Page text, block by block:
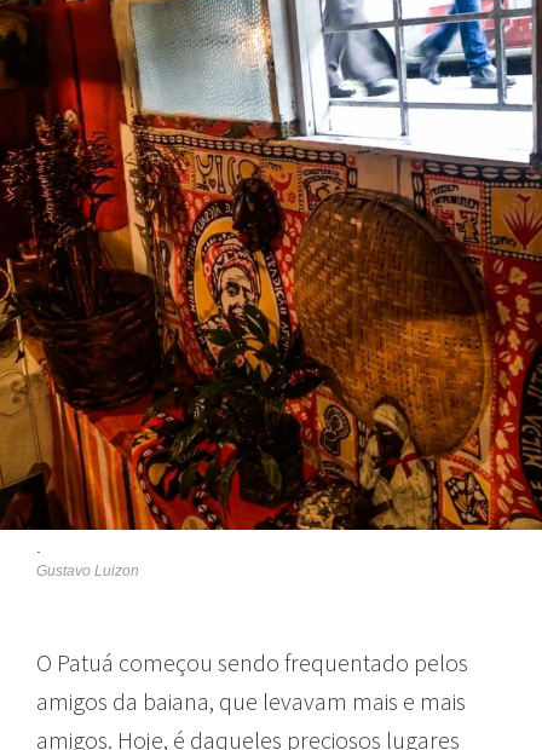
Gustavo Luizon
O Patuá começou sendo frequentado pelos
amigos da baiana, que levavam mais e mais
amigos. Hoje, é daqueles preciosos lugares